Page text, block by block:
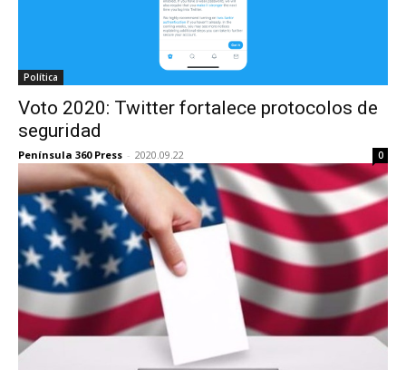
Política
Voto 2020: Twitter fortalece protocolos de
seguridad
Península 360 Press - 2020.09.22 0